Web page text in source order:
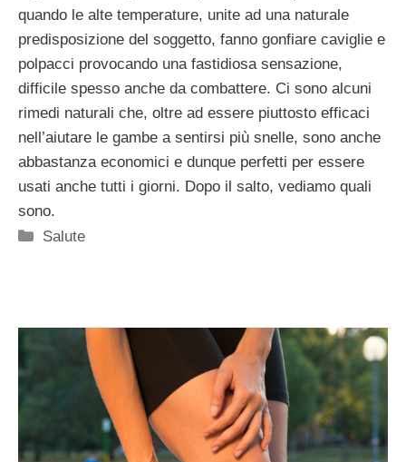
quando le alte temperature, unite ad una naturale
predisposizione del soggetto, fanno gonfiare caviglie e
polpacci provocando una fastidiosa sensazione,
difficile spesso anche da combattere. Ci sono alcuni
rimedi naturali che, oltre ad essere piuttosto efficaci
nell’aiutare le gambe a sentirsi più snelle, sono anche
abbastanza economici e dunque perfetti per essere
usati anche tutti i giorni. Dopo il salto, vediamo quali
sono.
Categorie
Salute